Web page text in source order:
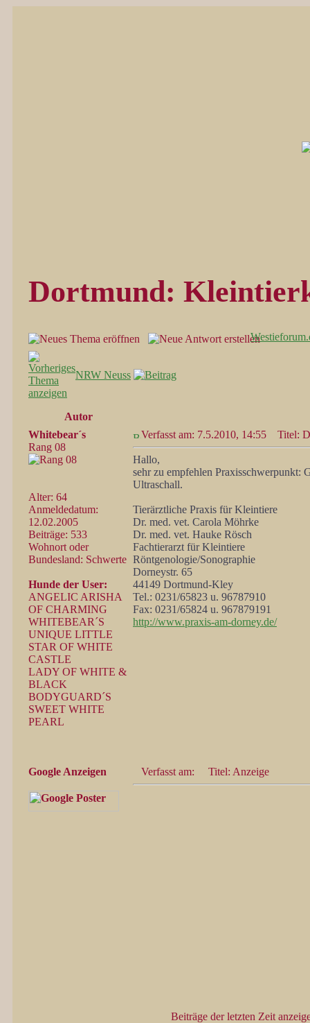
Dortmund:
NRW Neuss
Autor
Whitebear´s
Rang 08
Alter: 64
Anmeldedatum:
12.02.2005
Beiträge: 533
Wohnort oder
Bundesland: Schwerte
Hunde der User:
ANGELIC ARISHA
OF CHARMING
WHITEBEAR´S
UNIQUE LITTLE
STAR OF WHITE
CASTLE
LADY OF WHITE &
BLACK
BODYGUARD´S
SWEET WHITE
PEARL
Verfasst am: 7.5.2010, 14:55 Titel:
Hallo,
sehr zu empfehlen Praxisschwerpunkt:
Ultraschall.
Tierärztliche Praxis für Kleintiere
Dr. med. vet. Carola Möhrke
Dr. med. vet. Hauke Rösch
Fachtierarzt für Kleintiere
Röntgenologie/Sonographie
Dorneystr. 65
44149 Dortmund-Kley
Tel.: 0231/65823 u. 96787910
Fax: 0231/65824 u. 967879191
http://www.praxis-am-dorney.de/
Google Anzeigen Verfasst am: Titel: Anzeige
Beiträge der letzten Zeit